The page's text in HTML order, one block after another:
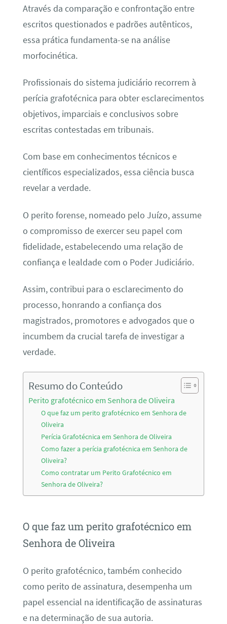
Através da comparação e confrontação entre
escritos questionados e padrões autênticos,
essa prática fundamenta-se na análise
morfocinética.
Profissionais do sistema judiciário recorrem à
perícia grafotécnica para obter esclarecimentos
objetivos, imparciais e conclusivos sobre
escritas contestadas em tribunais.
Com base em conhecimentos técnicos e
científicos especializados, essa ciência busca
revelar a verdade.
O perito forense, nomeado pelo Juízo, assume
o compromisso de exercer seu papel com
fidelidade, estabelecendo uma relação de
confiança e lealdade com o Poder Judiciário.
Assim, contribui para o esclarecimento do
processo, honrando a confiança dos
magistrados, promotores e advogados que o
incumbem da crucial tarefa de investigar a
verdade.
Resumo do Conteúdo
Perito grafotécnico em Senhora de Oliveira
O que faz um perito grafotécnico em Senhora de
Oliveira
Perícia Grafotécnica em Senhora de Oliveira
Como fazer a perícia grafotécnica em Senhora de
Oliveira?
Como contratar um Perito Grafotécnico em
Senhora de Oliveira?
O que faz um perito grafotécnico em
Senhora de Oliveira
O perito grafotécnico, também conhecido
como perito de assinatura, desempenha um
papel essencial na identificação de assinaturas
e na determinação de sua autoria.